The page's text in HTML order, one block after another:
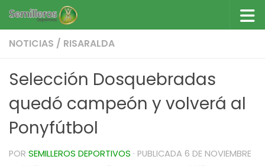
Saltar al contenido
NOTICIAS / RISARALDA
Selección Dosquebradas
quedó campeón y volverá al
Ponyfútbol
POR SEMILLEROS DEPORTIVOS · PUBLICADA 6 DE NOVIEMBRE